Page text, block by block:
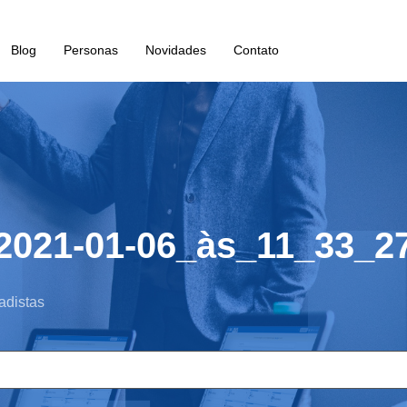
Blog Personas Novidades Contato
01-